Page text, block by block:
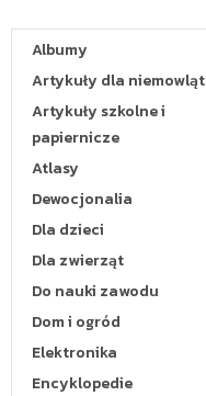
Albumy
Artykuły dla niemowląt
Artykuły szkolne i
papiernicze
Atlasy
Dewocjonalia
Dla dzieci
Dla zwierząt
Do nauki zawodu
Dom i ogród
Elektronika
Encyklopedie